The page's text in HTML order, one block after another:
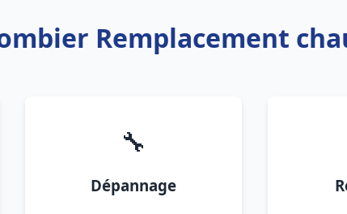
Remplacement
🔧
Dépannage